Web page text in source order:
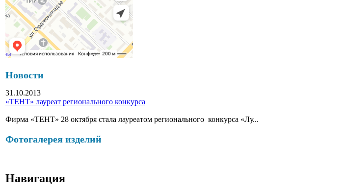
Новости
31.10.2013
«ТЕНТ» лауреат регионального конкурса
Фирма «ТЕНТ» 28 октября стала лауреатом регионального конкурса «Лу...
Фотогалерея изделий
Навигация